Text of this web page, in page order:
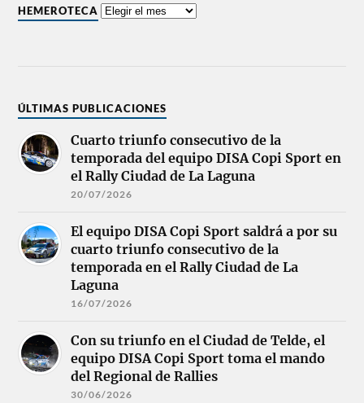
HEMEROTECA
ÚLTIMAS PUBLICACIONES
Cuarto triunfo consecutivo de la
temporada del equipo DISA Copi Sport en
el Rally Ciudad de La Laguna
20/07/2026
El equipo DISA Copi Sport saldrá a por su
cuarto triunfo consecutivo de la
temporada en el Rally Ciudad de La
Laguna
16/07/2026
Con su triunfo en el Ciudad de Telde, el
equipo DISA Copi Sport toma el mando
del Regional de Rallies
30/06/2026